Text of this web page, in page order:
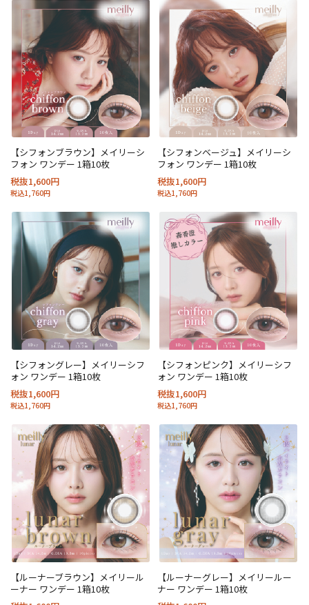
【シフォンブラウン】メイリーシ
フォン ワンデー 1箱10枚
税抜1,600円
税込1,760円
【シフォンベージュ】メイリーシ
フォン ワンデー 1箱10枚
税抜1,600円
税込1,760円
【シフォングレー】メイリーシフ
ォン ワンデー 1箱10枚
税抜1,600円
税込1,760円
【シフォンピンク】メイリーシフ
ォン ワンデー 1箱10枚
税抜1,600円
税込1,760円
【ルーナーブラウン】メイリール
ーナー ワンデー 1箱10枚
【ルーナーグレー】メイリールー
ナー ワンデー 1箱10枚